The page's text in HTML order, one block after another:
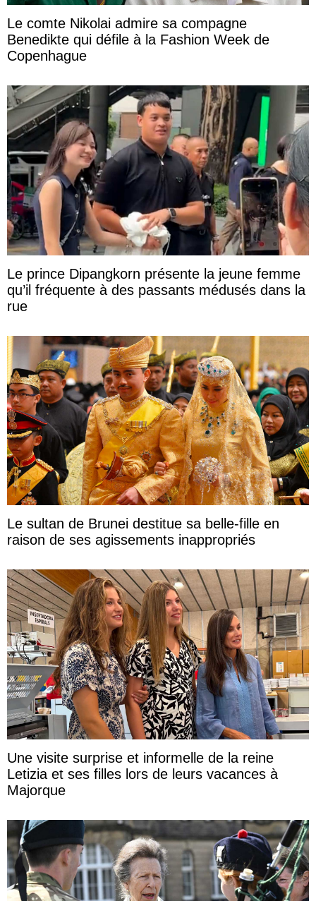
Le comte Nikolai admire sa compagne
Benedikte qui défile à la Fashion Week de
Copenhague
Le prince Dipangkorn présente la jeune femme
qu’il fréquente à des passants médusés dans la
rue
Le sultan de Brunei destitue sa belle-fille en
raison de ses agissements inappropriés
Une visite surprise et informelle de la reine
Letizia et ses filles lors de leurs vacances à
Majorque